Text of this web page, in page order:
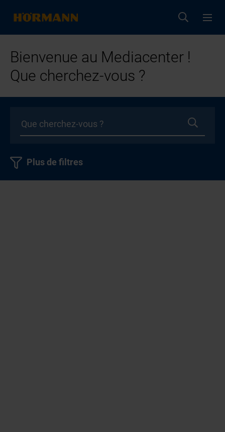
Bienvenue au Mediacenter !
Que cherchez-vous ?
Plus de filtres